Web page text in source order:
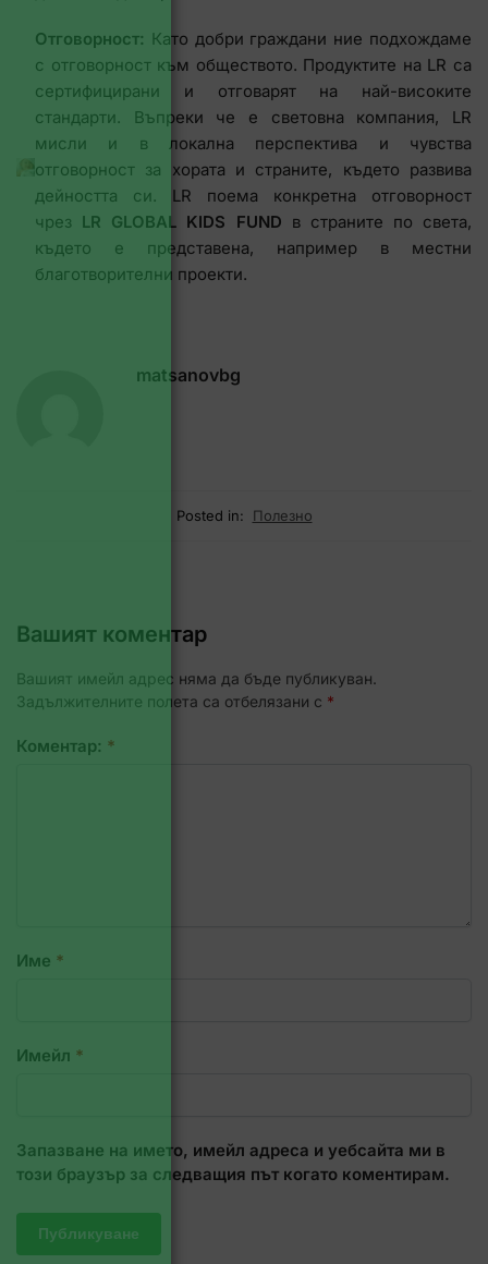
Отговорност: Като добри граждани ние подхождаме
с отговорност към обществото. Продуктите на LR са
сертифицирани и отговарят на най-високите
стандарти. Въпреки че е световна компания, LR
мисли и в локална перспектива и чувства
отговорност за хората и страните, където развива
дейността си. LR поема конкретна отговорност
чрез LR GLOBAL KIDS FUND в страните по света,
където е представена, например в местни
благотворителни проекти.
matsanovbg
Posted in: Полезно
Вашият коментар
Вашият имейл адрес няма да бъде публикуван.
Задължителните полета са отбелязани с *
Коментар: *
Име *
Имейл *
Запазване на името, имейл адреса и уебсайта ми в
този браузър за следващия път когато коментирам.